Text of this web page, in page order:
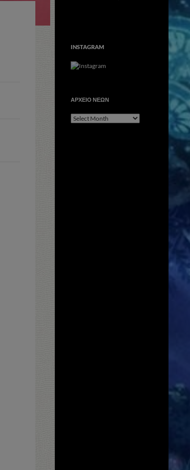
INSTAGRAM
ΑΡΧΕΙΟ ΝΕΩΝ
ΑΡΧΕΙΟ